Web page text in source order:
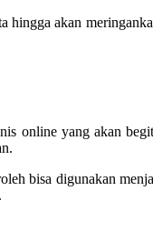
akan
online yang akan
bisa digunakan